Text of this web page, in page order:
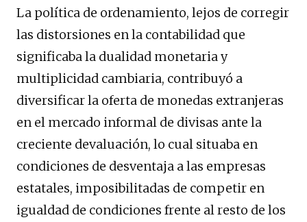
La política de ordenamiento, lejos de corregir
las distorsiones en la contabilidad que
significaba la dualidad monetaria y
multiplicidad cambiaria, contribuyó a
diversificar la oferta de monedas extranjeras
en el mercado informal de divisas ante la
creciente devaluación, lo cual situaba en
condiciones de desventaja a las empresas
estatales, imposibilitadas de competir en
igualdad de condiciones frente al resto de los